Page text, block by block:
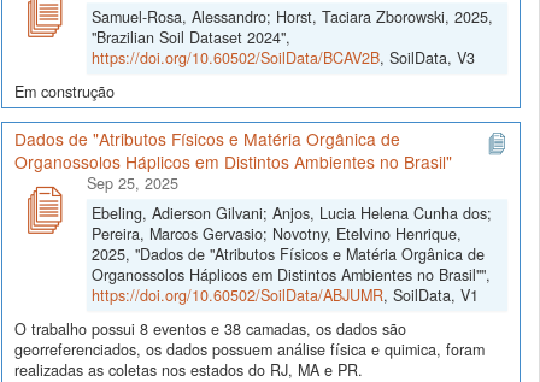
Samuel-Rosa, Alessandro; Horst, Taciara Zborowski, 2025,
"Brazilian Soil Dataset 2024",
https://doi.org/10.60502/SoilData/BCAV2B, SoilData, V3
Em construção
Dados de "Atributos Físicos e Matéria Orgânica de
Organossolos Háplicos em Distintos Ambientes no Brasil"
Sep 25, 2025
Ebeling, Adierson Gilvani; Anjos, Lucia Helena Cunha dos;
Pereira, Marcos Gervasio; Novotny, Etelvino Henrique,
2025, "Dados de "Atributos Físicos e Matéria Orgânica de
Organossolos Háplicos em Distintos Ambientes no Brasil"",
https://doi.org/10.60502/SoilData/ABJUMR, SoilData, V1
O trabalho possui 8 eventos e 38 camadas, os dados são
georreferenciados, os dados possuem análise física e quimica, foram
realizadas as coletas nos estados do RJ, MA e PR.